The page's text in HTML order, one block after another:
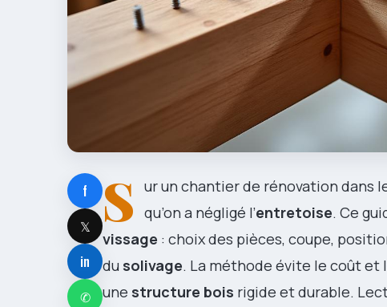
f
𝕏
in
✆
S ur un chantier de rénovation dans
qu’on a négligé l’entretoise. Ce
vissage : choix des pièces, coupe,
du solivage. La méthode évite le coût
une structure bois rigide et durable.